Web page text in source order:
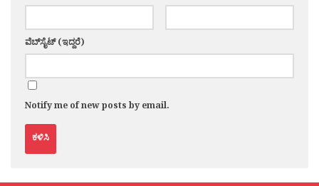
ವೆಬ್‌ಸೈಟ್ (ಇದ್ದರೆ)
Notify me of new posts by email.